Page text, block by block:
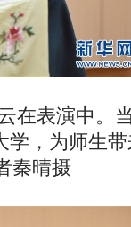
表演中。
，为师生
秦晴摄